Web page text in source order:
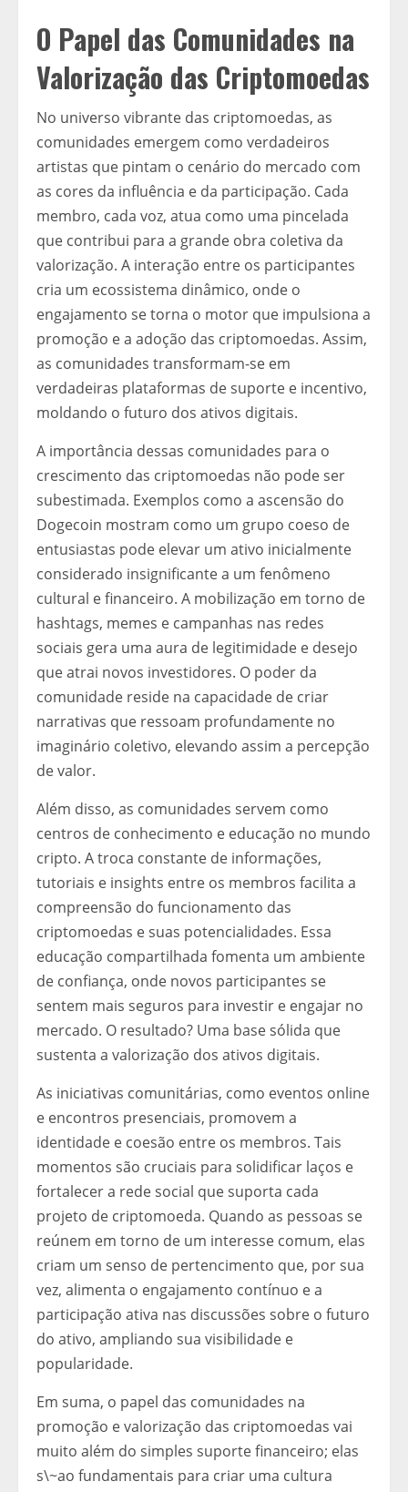
O Papel das Comunidades na
Valorização das Criptomoedas
No universo vibrante das criptomoedas, as
comunidades emergem como verdadeiros
artistas que pintam o cenário do mercado com
as cores da influência e da participação. Cada
membro, cada voz, atua como uma pincelada
que contribui para a grande obra coletiva da
valorização. A interação entre os participantes
cria um ecossistema dinâmico, onde o
engajamento se torna o motor que impulsiona a
promoção e a adoção das criptomoedas. Assim,
as comunidades transformam-se em
verdadeiras plataformas de suporte e incentivo,
moldando o futuro dos ativos digitais.
A importância dessas comunidades para o
crescimento das criptomoedas não pode ser
subestimada. Exemplos como a ascensão do
Dogecoin mostram como um grupo coeso de
entusiastas pode elevar um ativo inicialmente
considerado insignificante a um fenômeno
cultural e financeiro. A mobilização em torno de
hashtags, memes e campanhas nas redes
sociais gera uma aura de legitimidade e desejo
que atrai novos investidores. O poder da
comunidade reside na capacidade de criar
narrativas que ressoam profundamente no
imaginário coletivo, elevando assim a percepção
de valor.
Além disso, as comunidades servem como
centros de conhecimento e educação no mundo
cripto. A troca constante de informações,
tutoriais e insights entre os membros facilita a
compreensão do funcionamento das
criptomoedas e suas potencialidades. Essa
educação compartilhada fomenta um ambiente
de confiança, onde novos participantes se
sentem mais seguros para investir e engajar no
mercado. O resultado? Uma base sólida que
sustenta a valorização dos ativos digitais.
As iniciativas comunitárias, como eventos online
e encontros presenciais, promovem a
identidade e coesão entre os membros. Tais
momentos são cruciais para solidificar laços e
fortalecer a rede social que suporta cada
projeto de criptomoeda. Quando as pessoas se
reúnem em torno de um interesse comum, elas
criam um senso de pertencimento que, por sua
vez, alimenta o engajamento contínuo e a
participação ativa nas discussões sobre o futuro
do ativo, ampliando sua visibilidade e
popularidade.
Em suma, o papel das comunidades na
promoção e valorização das criptomoedas vai
muito além do simples suporte financeiro; elas
s\~ao fundamentais para criar uma cultura